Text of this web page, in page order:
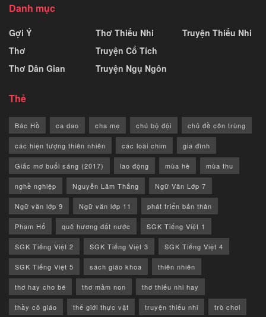
Danh mục
Gợi Ý
Thơ
Thơ Dân Gian
Thơ Thiếu Nhi
Truyện Cổ Tích
Truyện Ngụ Ngôn
Truyện Thiếu Nhi
Thẻ
Bác Hồ ca dao cha mẹ chú bộ đội chủ đề côn trùng
các hiện tượng thiên nhiên các loài chim gia đình
Giấc mơ buổi sáng (2017) lao động mùa hè mùa thu
nghề nghiệp Nguyễn Lãm Thắng Ngữ Văn Lớp 7
Ngữ văn lớp 9 Ngữ văn lớp 11 phát triển bản thân
Phạm Hổ quê hương đất nước SGK Tiếng Việt 1
SGK Tiếng Việt 2 SGK Tiếng Việt 3 SGK Tiếng Việt 4
SGK Tiếng Việt 5 sách giáo khoa thiên nhiên
thơ hay cho bé thơ mầm non thơ thiếu nhi hay
thầy cô giáo thế giới thực vật truyện thiếu nhi trò chơi